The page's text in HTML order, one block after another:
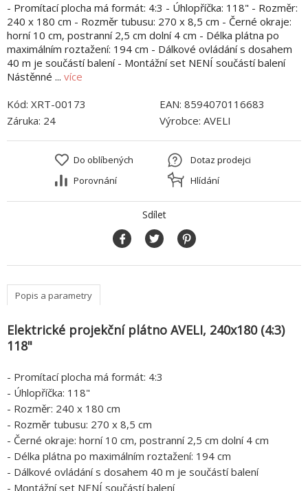
- Promítací plocha má formát: 4:3 - Úhlopříčka: 118" - Rozměr:
240 x 180 cm - Rozměr tubusu: 270 x 8,5 cm - Černé okraje:
horní 10 cm, postranní 2,5 cm dolní 4 cm - Délka plátna po
maximálním roztažení: 194 cm - Dálkové ovládání s dosahem
40 m je součástí balení - Montážní set NENÍ součástí balení
Nástěnné ... více
Kód: XRT-00173 EAN: 8594070116683
Záruka: 24 Výrobce: AVELI
Do oblíbených
Porovnání
Dotaz prodejci
Hlídání
Sdílet
Popis a parametry
Elektrické projekční plátno AVELI, 240x180 (4:3)
118"
- Promítací plocha má formát: 4:3
- Úhlopříčka: 118"
- Rozměr: 240 x 180 cm
- Rozměr tubusu: 270 x 8,5 cm
- Černé okraje: horní 10 cm, postranní 2,5 cm dolní 4 cm
- Délka plátna po maximálním roztažení: 194 cm
- Dálkové ovládání s dosahem 40 m je součástí balení
- Montážní set NENÍ součástí balení